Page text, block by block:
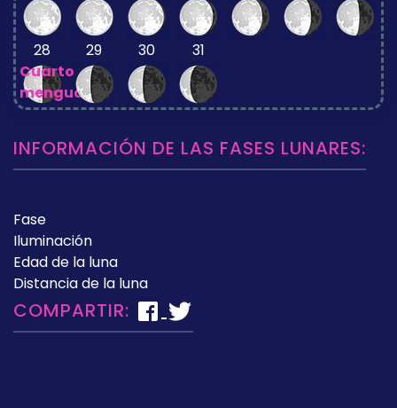
28
Cuarto
menguante
29 30 31
INFORMACIÓN DE LAS FASES LUNARES:
Fase
Iluminación
Edad de la luna
Distancia de la luna
COMPARTIR: